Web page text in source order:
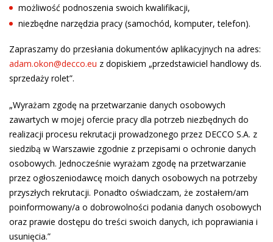
możliwość podnoszenia swoich kwalifikacji,
niezbędne narzędzia pracy (samochód, komputer, telefon).
Zapraszamy do przesłania dokumentów aplikacyjnych na adres:
adam.okon@decco.eu z dopiskiem „przedstawiciel handlowy ds.
sprzedaży rolet”.
„Wyrażam zgodę na przetwarzanie danych osobowych
zawartych w mojej ofercie pracy dla potrzeb niezbędnych do
realizacji procesu rekrutacji prowadzonego przez DECCO S.A. z
siedzibą w Warszawie zgodnie z przepisami o ochronie danych
osobowych. Jednocześnie wyrażam zgodę na przetwarzanie
przez ogłoszeniodawcę moich danych osobowych na potrzeby
przyszłych rekrutacji. Ponadto oświadczam, że zostałem/am
poinformowany/a o dobrowolności podania danych osobowych
oraz prawie dostępu do treści swoich danych, ich poprawiania i
usunięcia.”